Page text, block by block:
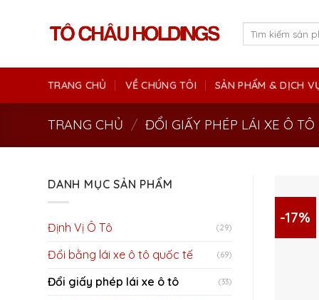
TRANG CHỦ VỀ CHÚNG TÔI SẢN PHẨM & DỊCH
TRANG CHỦ / ĐỔI GIẤY PHÉP LÁI XE Ô TÔ
DANH MỤC SẢN PHẨM
Định Vị Ô Tô (29)
Đổi bằng lái xe ô tô quốc tế (69)
Đổi giấy phép lái xe ô tô (33)
-17%